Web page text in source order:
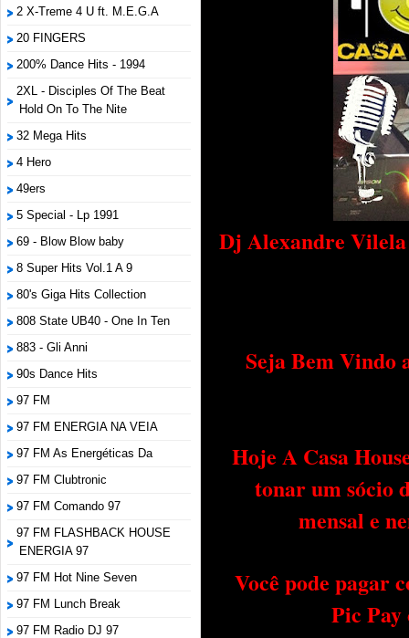
2 X-Treme 4 U ft. M.E.G.A
20 FINGERS
200% Dance Hits - 1994
2XL - Disciples Of The Beat
Hold On To The Nite
32 Mega Hits
4 Hero
49ers
5 Special - Lp 1991
69 - Blow Blow baby
8 Super Hits Vol.1 A 9
80's Giga Hits Collection
808 State UB40 - One In Ten
883 - Gli Anni
90s Dance Hits
97 FM
97 FM ENERGIA NA VEIA
97 FM As Energéticas Da
97 FM Clubtronic
97 FM Comando 97
97 FM FLASHBACK HOUSE
ENERGIA 97
97 FM Hot Nine Seven
97 FM Lunch Break
97 FM Radio DJ 97
Dj Alexandre Vilela
Seja Bem Vindo
Hoje A Casa
tonar um sócio
mensal e
Você pode pagar
Pic